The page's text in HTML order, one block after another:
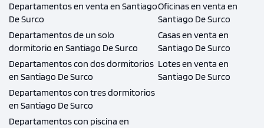
Departamentos en venta en Santiago
De Surco
Departamentos de un solo
dormitorio en Santiago De Surco
Departamentos con dos dormitorios
en Santiago De Surco
Departamentos con tres dormitorios
en Santiago De Surco
Departamentos con piscina en
Oficinas en venta en
Santiago De Surco
Casas en venta en
Santiago De Surco
Lotes en venta en
Santiago De Surco